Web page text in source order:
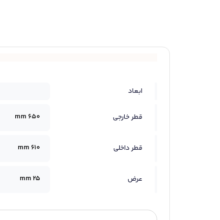
ابعاد
قطر خارجی 650 mm
قطر داخلی 610 mm
عرض 25 mm